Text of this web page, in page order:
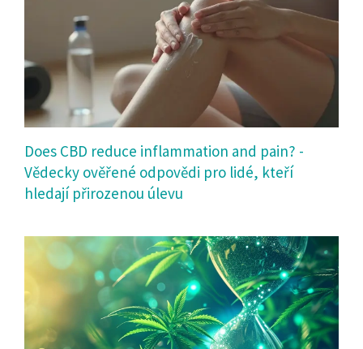
Does CBD reduce inflammation and pain? -
Vědecky ověřené odpovědi pro lidé, kteří
hledají přirozenou úlevu